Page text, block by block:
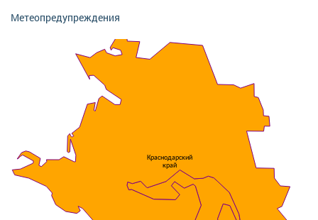
Метеопредупреждения
Краснодарский
край